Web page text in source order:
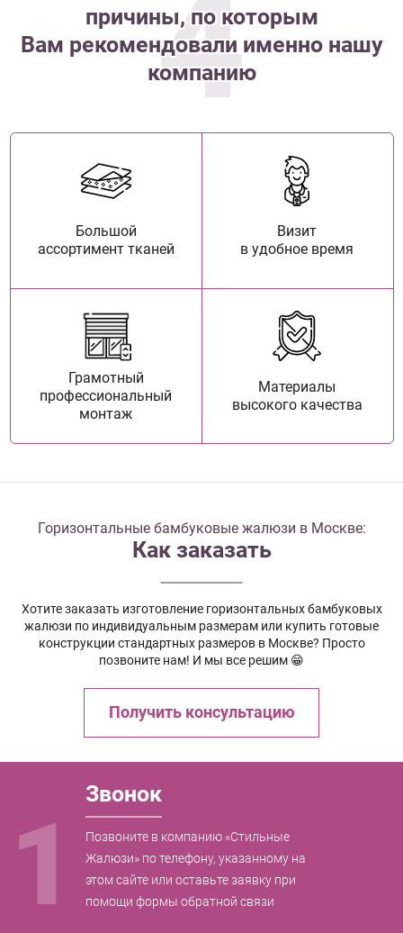
4
причины, по которым
Вам рекомендовали именно нашу
компанию
Большой
ассортимент тканей
Визит
в удобное время
Грамотный
профессиональный
монтаж
Материалы
высокого качества
Горизонтальные бамбуковые жалюзи в Москве:
Как заказать
Хотите заказать изготовление горизонтальных бамбуковых
жалюзи по индивидуальным размерам или купить готовые
конструкции стандартных размеров в Москве? Просто
позвоните нам! И мы все решим 😁
Получить консультацию
1
Звонок
Позвоните в компанию «Стильные
Жалюзи» по телефону, указанному на
этом сайте или оставьте заявку при
помощи формы обратной связи